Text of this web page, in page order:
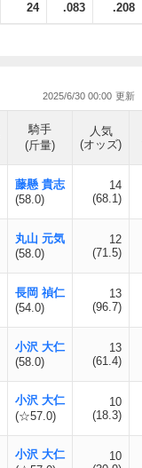
24 .083 .208
2025/6/30 00:00
騎手
(斤量)
人気
(オッズ)
藤懸 貴志
(58.0)
14
(68.1)
丸山 元気
(58.0)
12
(71.5)
長岡 禎仁
(54.0)
13
(96.7)
小沢 大仁
(58.0)
13
(61.4)
小沢 大仁
(☆57.0)
10
(18.3)
小沢 大仁
10